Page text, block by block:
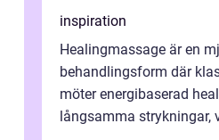
inspiration
Healingmassage är en
behandlingsform där
möter energibaserad
långsamma strykningar,